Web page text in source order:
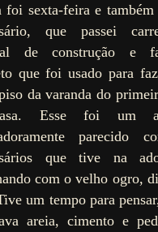
foi sexta-feira e
que passei
de construção e
que foi usado para
da varanda do
Esse foi um
parecido
que tive na
com o velho ogro,
um tempo para
areia, cimento e